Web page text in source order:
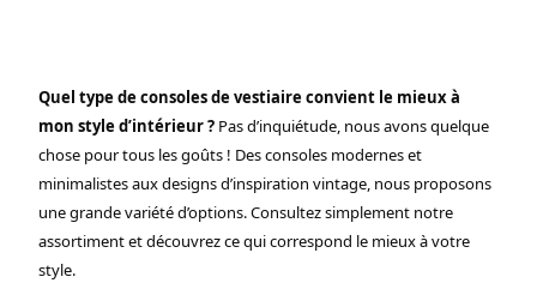
Quel type de consoles de vestiaire convient le mieux à
mon style d’intérieur ? Pas d’inquiétude, nous avons quelque
chose pour tous les goûts ! Des consoles modernes et
minimalistes aux designs d’inspiration vintage, nous proposons
une grande variété d’options. Consultez simplement notre
assortiment et découvrez ce qui correspond le mieux à votre
style.